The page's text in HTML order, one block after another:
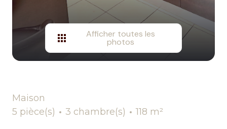
Afficher toutes les
photos
Maison
5 pièce(s)
3 chambre(s) 118 m²